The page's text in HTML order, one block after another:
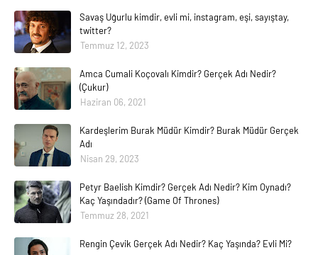
Savaş Uğurlu kimdir, evli mi, instagram, eşi, sayıştay,
twitter?
Temmuz 12, 2023
Amca Cumali Koçovalı Kimdir? Gerçek Adı Nedir?
(Çukur)
Haziran 06, 2021
Kardeşlerim Burak Müdür Kimdir? Burak Müdür Gerçek
Adı
Nisan 29, 2023
Petyr Baelish Kimdir? Gerçek Adı Nedir? Kim Oynadı?
Kaç Yaşındadır? (Game Of Thrones)
Temmuz 28, 2021
Rengin Çevik Gerçek Adı Nedir? Kaç Yaşında? Evli Mi?